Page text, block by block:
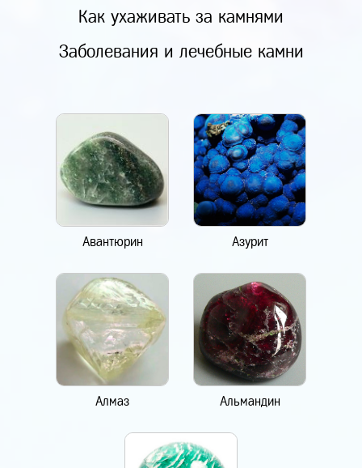
Как ухаживать за камнями
Заболевания и лечебные камни
Авантюрин Азурит
Алмаз Альмандин